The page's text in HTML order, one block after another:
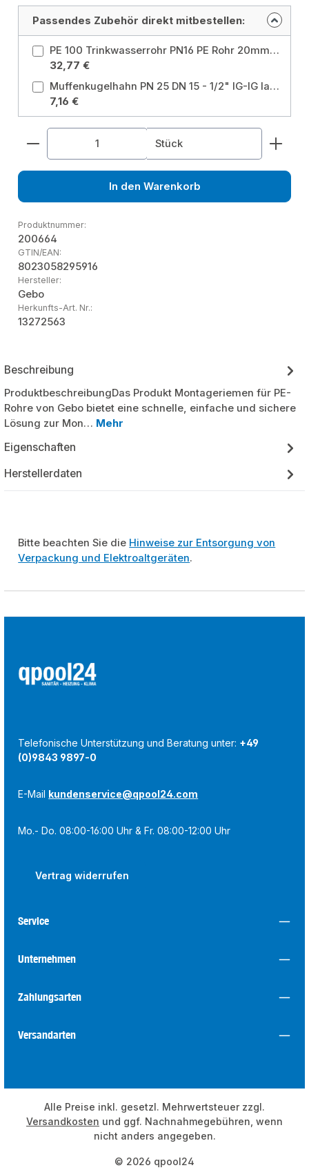
Passendes Zubehör direkt mitbestellen:
PE 100 Trinkwasserrohr PN16 PE Rohr 20mm 1/2" 50m DVGW Größe: Ø20 mm x 50 m
32,77 €
Muffenkugelhahn PN 25 DN 15 - 1/2" IG-IG langer Hebel mit Entleerung für Heizung, Brauchwasser, Grauwasser, Gartenwasser Größe: 1/2 Zoll
7,16 €
Produkt Anzahl: Gib den gewünschten Wert
Stück
In den Warenkorb
Produktnummer:
200664
GTIN/EAN:
8023058295916
Hersteller:
Gebo
Herkunfts-Art. Nr.:
13272563
Beschreibung
ProduktbeschreibungDas Produkt Montageriemen für PE-
Rohre von Gebo bietet eine schnelle, einfache und sichere
Lösung zur Mon… Mehr
Eigenschaften
Herstellerdaten
Bitte beachten Sie die Hinweise zur Entsorgung von
Verpackung und Elektroaltgeräten.
Telefonische Unterstützung und Beratung unter: +49
(0)9843 9897-0
E-Mail kundenservice@qpool24.com
Mo.- Do. 08:00-16:00 Uhr & Fr. 08:00-12:00 Uhr
Vertrag widerrufen
Service
Unternehmen
Zahlungsarten
Versandarten
© 2026 qpool24
Alle Preise inkl. gesetzl. Mehrwertsteuer zzgl.
Versandkosten und ggf. Nachnahmegebühren, wenn
nicht anders angegeben.